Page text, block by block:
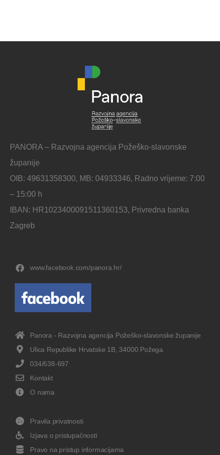
PANORA – Razvojna agencija Požeško-slavonske
županije
OIB: 49631358300, MB: 04933346, Radno vrijeme: 7:00
– 15:00 h
IBAN: HR1023400091511360153, Privredna banka
Zagreb
www.facebook.com/panora.hr/
Panora - Razvojna agencija Požeško-slavonske županije
Ulica Republike Hrvatske 1B, 34000 Požega
034/638-697
Kontakt
O nama
Pravila privatnosti
Izjava o pristupačnosti
Pravo na pristup informacijama